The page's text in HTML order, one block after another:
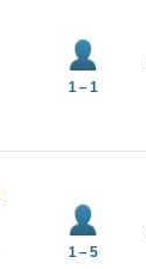
1 – 1
1 – 5